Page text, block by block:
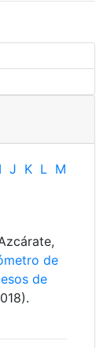
I J K L M
de
de